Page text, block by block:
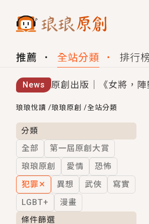
推薦 全站分類 排行
News 原創出版｜《女將，
創,作家招募｜華文小
小編心動書單｜《離
GL｜《夏日與檸檬與
BL｜《費洛蒙中毒》
OMG你嚇到我了｜《
言情｜《國語推行員
琅琅悅讀 /琅琅原創 /全站分類
分類
全部
第一屆原創大賞
琅琅原創
愛情
恐怖
犯罪✕ 異想 武俠
寫實
LGBT+
漫畫
條件篩選